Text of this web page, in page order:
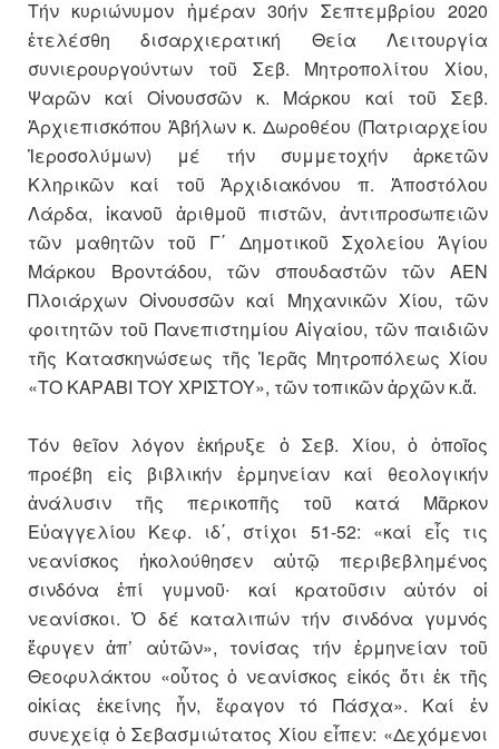
Τήν κυριώνυμον ἡμέραν 30ήν Σεπτεμβρίου 2020
ἐτελέσθη δισαρχιερατική Θεία Λειτουργία
συνιερουργούντων τοῦ Σεβ. Μητροπολίτου Χίου,
Ψαρῶν καί Οἰνουσσῶν κ. Μάρκου καί τοῦ Σεβ.
Ἀρχιεπισκόπου Ἀβήλων κ. Δωροθέου (Πατριαρχείου
Ἱεροσολύμων) μέ τήν συμμετοχήν ἀρκετῶν
Κληρικῶν καί τοῦ Ἀρχιδιακόνου π. Ἀποστόλου
Λάρδα, ἱκανοῦ ἀριθμοῦ πιστῶν, ἀντιπροσωπειῶν
τῶν μαθητῶν τοῦ Γ΄ Δημοτικοῦ Σχολείου Ἁγίου
Μάρκου Βροντάδου, τῶν σπουδαστῶν τῶν ΑΕΝ
Πλοιάρχων Οἰνουσσῶν καί Μηχανικῶν Χίου, τῶν
φοιτητῶν τοῦ Πανεπιστημίου Αἰγαίου, τῶν παιδιῶν
τῆς Κατασκηνώσεως τῆς Ἱερᾶς Μητροπόλεως Χίου
«ΤΟ ΚΑΡΑΒΙ ΤΟΥ ΧΡΙΣΤΟΥ», τῶν τοπικῶν ἀρχῶν κ.ἄ.
Τόν θεῖον λόγον ἐκήρυξε ὁ Σεβ. Χίου, ὁ ὁποῖος
προέβη εἰς βιβλικήν ἑρμηνείαν καί θεολογικήν
ἀνάλυσιν τῆς περικοπῆς τοῦ κατά Μᾶρκον
Εὐαγγελίου Κεφ. ιδ΄, στίχοι 51-52: «καί εἷς τις
νεανίσκος ἠκολούθησεν αὐτῷ περιβεβλημένος
σινδόνα ἐπί γυμνοῦ∙ καί κρατοῦσιν αὐτόν οἱ
νεανίσκοι. Ὁ δέ καταλιπών τήν σινδόνα γυμνός
ἔφυγεν ἀπ’ αὐτῶν», τονίσας τήν ἑρμηνείαν τοῦ
Θεοφυλάκτου «οὗτος ὁ νεανίσκος εἰκός ὅτι ἐκ τῆς
οἰκίας ἐκείνης ἦν, ἔφαγον τό Πάσχα». Καί ἐν
συνεχείᾳ ὁ Σεβασμιώτατος Χίου εἶπεν: «Δεχόμενοι